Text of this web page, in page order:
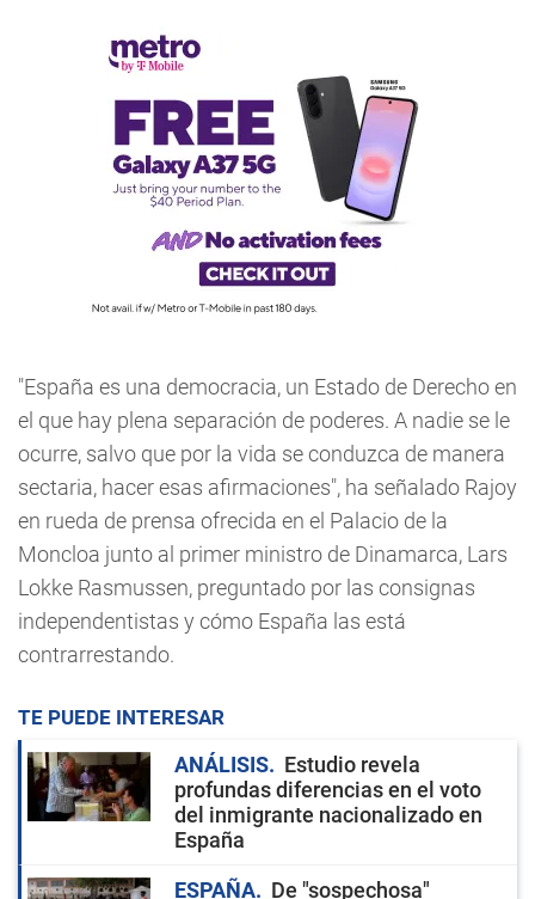
"España es una democracia, un Estado de Derecho en
el que hay plena separación de poderes. A nadie se le
ocurre, salvo que por la vida se conduzca de manera
sectaria, hacer esas afirmaciones", ha señalado Rajoy
en rueda de prensa ofrecida en el Palacio de la
Moncloa junto al primer ministro de Dinamarca, Lars
Lokke Rasmussen, preguntado por las consignas
independentistas y cómo España las está
contrarrestando.
TE PUEDE INTERESAR
ANÁLISIS
Estudio revela
profundas diferencias en el voto
del inmigrante nacionalizado en
España
ESPAÑA
De "sospechosa"